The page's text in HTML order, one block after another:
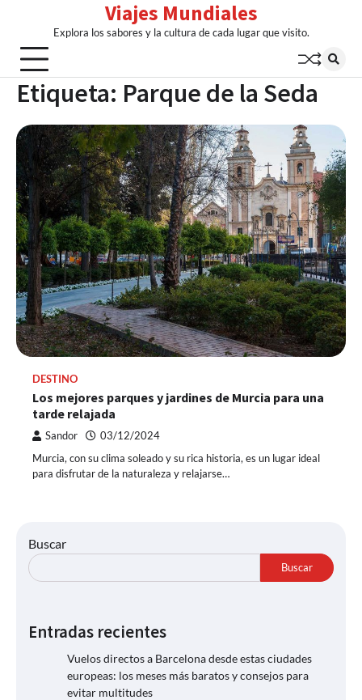
content
Viajes Mundiales
Explora los sabores y la cultura de cada lugar que visito.
Etiqueta: Parque de la Seda
DESTINO
Los mejores parques y jardines de Murcia para una
tarde relajada
Sandor 03/12/2024
Murcia, con su clima soleado y su rica historia, es un lugar ideal
para disfrutar de la naturaleza y relajarse…
Buscar
Buscar
Entradas recientes
Vuelos directos a Barcelona desde estas ciudades
europeas: los meses más baratos y consejos para
evitar multitudes